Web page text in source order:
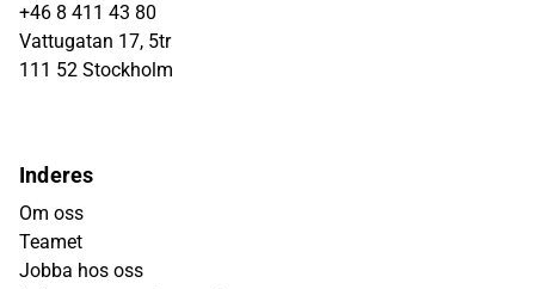
+46 8 411 43 80
Vattugatan 17, 5tr
111 52 Stockholm
Inderes
Om oss
Teamet
Jobba hos oss